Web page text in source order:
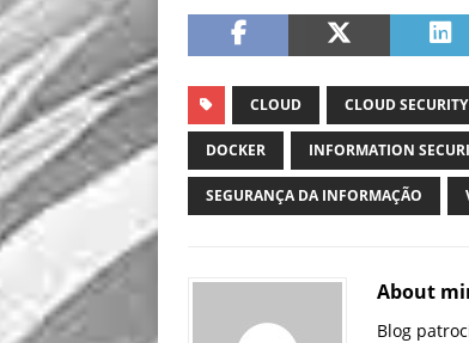
CLOUD CLOUD SECURITY
DOCKER INFORMATION
SEGURANÇA DA INFORMAÇÃO
About
Blog